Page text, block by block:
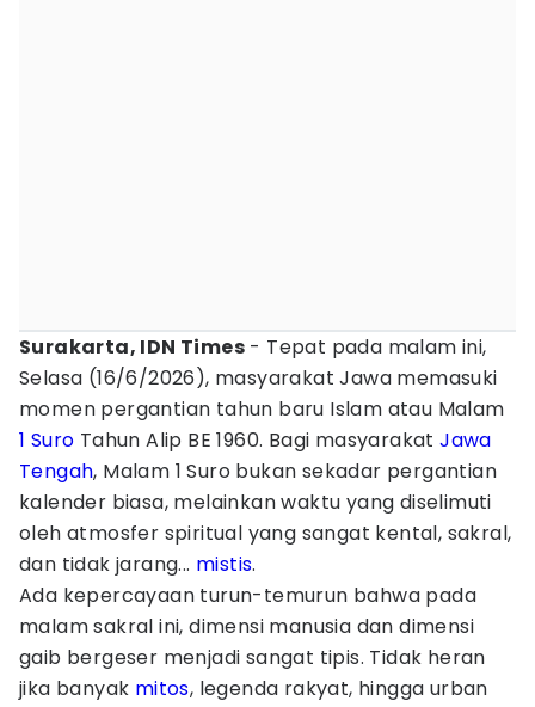
Surakarta, IDN Times - Tepat pada malam ini,
Selasa (16/6/2026), masyarakat Jawa memasuki
momen pergantian tahun baru Islam atau Malam
1 Suro Tahun Alip BE 1960. Bagi masyarakatJawa
Tengah, Malam 1 Suro bukan sekadar pergantian
kalender biasa, melainkan waktu yang diselimuti
oleh atmosfer spiritual yang sangat kental, sakral,
dan tidak jarang... mistis.
Ada kepercayaan turun-temurun bahwa pada
malam sakral ini, dimensi manusia dan dimensi
gaib bergeser menjadi sangat tipis. Tidak heran
jika banyak mitos, legenda rakyat, hingga urban